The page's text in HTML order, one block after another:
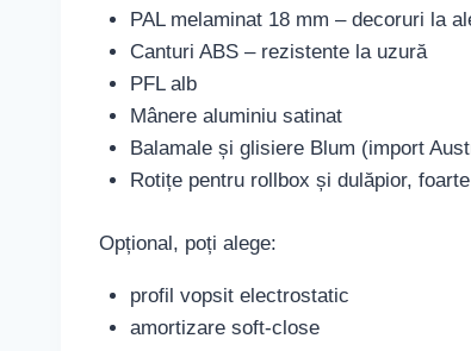
PAL melaminat 18 mm – decoruri la
Canturi ABS – rezistente la uzură
PFL alb
Mânere aluminiu satinat
Balamale și glisiere Blum (import
Rotițe pentru rollbox și dulăpior,
Opțional, poți alege:
profil vopsit electrostatic
amortizare soft-close